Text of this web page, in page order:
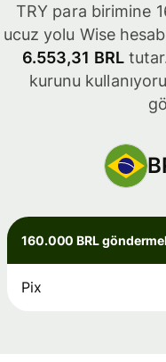
TRY para birimine
ucuz yolu Wise
6.553,31 BRL
kurunu
160.000 BRL
Pix